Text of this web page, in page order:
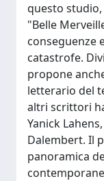
questo studio,
"Belle
conseguenze
catastrofe.
propone
letterario del
altri scrittori
Yanick
Dalembert. Il
panoramica